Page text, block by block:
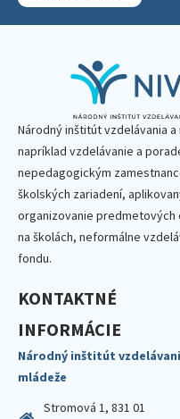
Národný inštitút vzdelávania
napríklad vzdelávanie a
nepedagogickým
školských zariadení,
organizovanie predmetových
na školách, neformálne
fondu.
KONTAKTNÉ
INFORMÁCIE
Národný inštitút
mládeže
Stromová 1, 831 01